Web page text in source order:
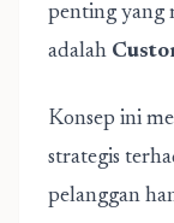
penting yang
adalah
Konsep ini
strategis
pelanggan